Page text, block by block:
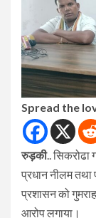
Spread the
रुड़की.. सिकरोढा
प्रधान नीलम तथा
प्रशासन को
आरोप लगाया।